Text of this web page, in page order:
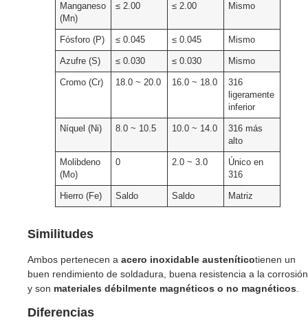
Manganeso
(Mn)
≤ 2.00 ≤ 2.00 Mismo
Fósforo (P) ≤ 0.045 ≤ 0.045 Mismo
Azufre (S) ≤ 0.030 ≤ 0.030 Mismo
Cromo (Cr) 18.0 ~ 20.0 16.0 ~ 18.0
316
ligeramente
inferior
Níquel (Ni) 8.0 ~ 10.5 10.0 ~ 14.0
316 más
alto
Molibdeno
(Mo)
0 2.0 ~ 3.0
Único en
316
Hierro (Fe) Saldo Saldo Matriz
Similitudes
Ambos pertenecen a acero inoxidable austeníticotienen un
buen rendimiento de soldadura, buena resistencia a la corrosión
y son materiales débilmente magnéticos o no magnéticos
Diferencias